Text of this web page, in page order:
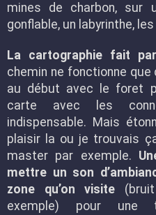
mines de charbon, sur
gonflable, un labyrinthe,
La cartographie fait
chemin ne fonctionne
au début avec le foret
carte avec les
indispensable. Mais
plaisir la ou je trouvais ça
master par exemple.
mettre un son
zone qu’on visite
exemple) pour une